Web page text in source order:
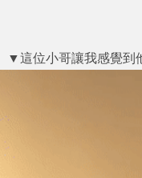
▼這位小哥讓我感覺到